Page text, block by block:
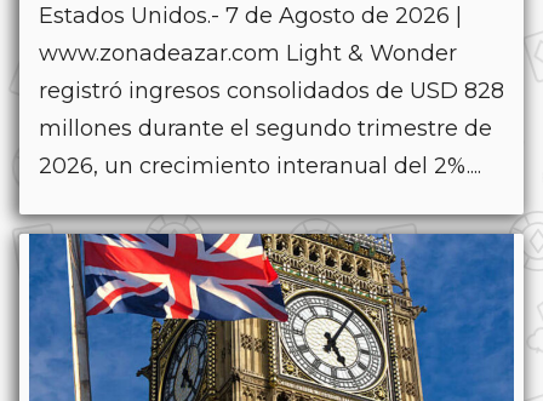
Estados Unidos.- 7 de Agosto de 2026 |
www.zonadeazar.com Light & Wonder
registró ingresos consolidados de USD 828
millones durante el segundo trimestre de
2026, un crecimiento interanual del 2%....